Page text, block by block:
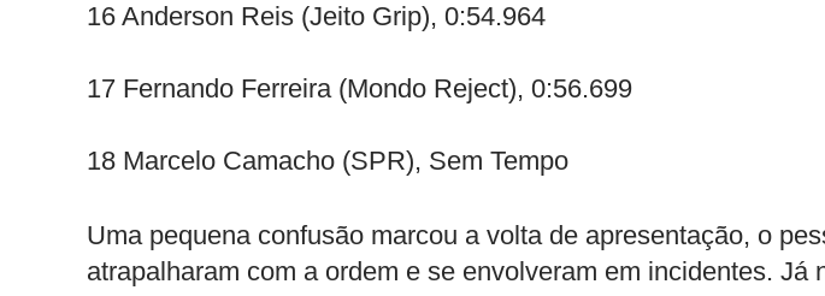
16 Anderson Reis (Jeito Grip), 0:54.964
17 Fernando Ferreira (Mondo Reject), 0:56.699
18 Marcelo Camacho (SPR), Sem Tempo
Uma pequena confusão marcou a volta de apresentação, o
atrapalharam com a ordem e se envolveram em incidentes. Já